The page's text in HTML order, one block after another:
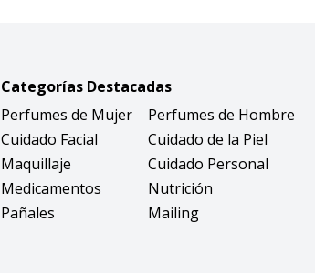
Categorías Destacadas
Perfumes de Mujer
Perfumes de Hombre
Cuidado Facial
Cuidado de la Piel
Maquillaje
Cuidado Personal
Medicamentos
Nutrición
Pañales
Mailing